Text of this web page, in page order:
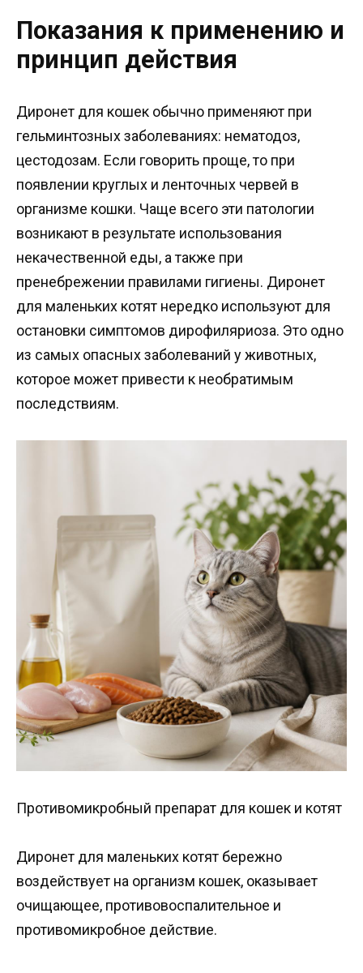
Показания к применению и
принцип действия
Диронет для кошек обычно применяют при
гельминтозных заболеваниях: нематодоз,
цестодозам. Если говорить проще, то при
появлении круглых и ленточных червей в
организме кошки. Чаще всего эти патологии
возникают в результате использования
некачественной еды, а также при
пренебрежении правилами гигиены. Диронет
для маленьких котят нередко используют для
остановки симптомов дирофиляриоза. Это одно
из самых опасных заболеваний у животных,
которое может привести к необратимым
последствиям.
Противомикробный препарат для кошек и котят
Диронет для маленьких котят бережно
воздействует на организм кошек, оказывает
очищающее, противовоспалительное и
противомикробное действие.